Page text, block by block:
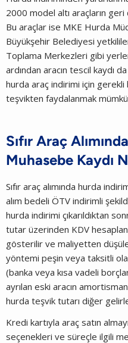
2000 model altı araçların
Bu araçlar ise MKE Hurda
Büyükşehir Belediyesi
Toplama Merkezleri gibi
ardından aracın tescil kaydı
hurda araç indirimi için gerekli
teşvikten faydalanmak
Sıfır Araç
Muhasebe Kaydı
Sıfır araç alımında hurda
alım bedeli ÖTV indirimli
hurda indirimi çıkarıldıktan
tutar üzerinden KDV
gösterilir ve maliyetten
yöntemi peşin veya taksitli
(banka veya kısa vadeli
ayrılan eski aracın
hurda teşvik tutarı diğer
Kredi kartıyla araç satın
seçenekleri ve süreçle ilgili